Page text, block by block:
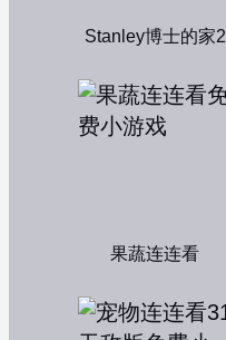
Stanley博士的家2
果蔬连连看